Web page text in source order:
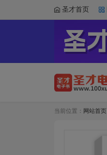
圣才首页
当前位置： 网站首页